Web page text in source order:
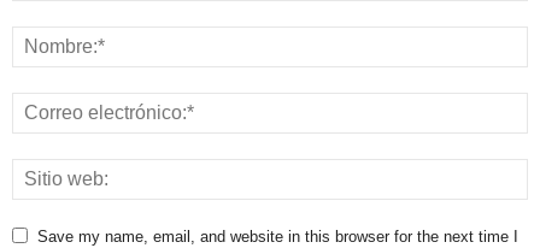
Save my name, email, and website in this browser for the next time I